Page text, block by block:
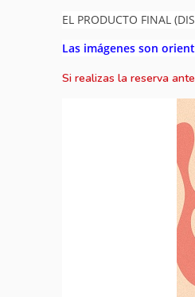
EL PRODUCTO FINAL
Las imágenes son
Si realizas la reserva